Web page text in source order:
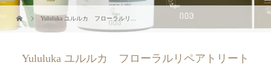
Yululuka ユルルカ フローラルリ...
Yululuka ユルルカ フローラルリペアトリート